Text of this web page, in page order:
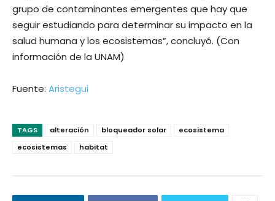
grupo de contaminantes emergentes que hay que
seguir estudiando para determinar su impacto en la
salud humana y los ecosistemas”, concluyó. (Con
información de la UNAM)
Fuente: Aristegui
TAGS alteración bloqueador solar
ecosistema
ecosistemas
habitat